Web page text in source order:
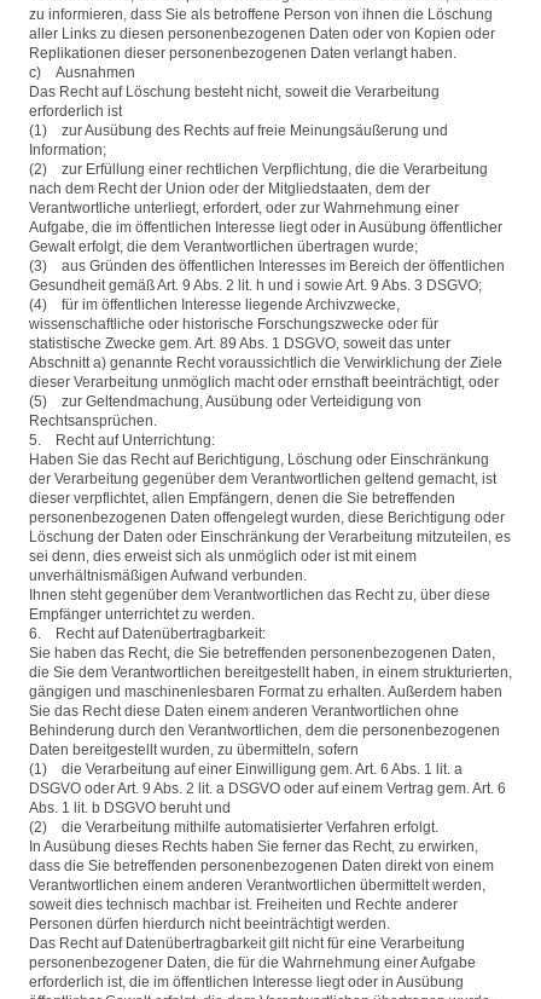
zu informieren, dass Sie als betroffene Person von ihnen die Löschung
aller Links zu diesen personenbezogenen Daten oder von Kopien oder
Replikationen dieser personenbezogenen Daten verlangt haben.
c) Ausnahmen
Das Recht auf Löschung besteht nicht, soweit die Verarbeitung
erforderlich ist
(1) zur Ausübung des Rechts auf freie Meinungsäußerung und
Information;
(2) zur Erfüllung einer rechtlichen Verpflichtung, die die Verarbeitung
nach dem Recht der Union oder der Mitgliedstaaten, dem der
Verantwortliche unterliegt, erfordert, oder zur Wahrnehmung einer
Aufgabe, die im öffentlichen Interesse liegt oder in Ausübung öffentlicher
Gewalt erfolgt, die dem Verantwortlichen übertragen wurde;
(3) aus Gründen des öffentlichen Interesses im Bereich der öffentlichen
Gesundheit gemäß Art. 9 Abs. 2 lit. h und i sowie Art. 9 Abs. 3 DSGVO;
(4) für im öffentlichen Interesse liegende Archivzwecke,
wissenschaftliche oder historische Forschungszwecke oder für
statistische Zwecke gem. Art. 89 Abs. 1 DSGVO, soweit das unter
Abschnitt a) genannte Recht voraussichtlich die Verwirklichung der Ziele
dieser Verarbeitung unmöglich macht oder ernsthaft beeinträchtigt, oder
(5) zur Geltendmachung, Ausübung oder Verteidigung von
Rechtsansprüchen.
5. Recht auf Unterrichtung:
Haben Sie das Recht auf Berichtigung, Löschung oder Einschränkung
der Verarbeitung gegenüber dem Verantwortlichen geltend gemacht, ist
dieser verpflichtet, allen Empfängern, denen die Sie betreffenden
personenbezogenen Daten offengelegt wurden, diese Berichtigung oder
Löschung der Daten oder Einschränkung der Verarbeitung mitzuteilen, es
sei denn, dies erweist sich als unmöglich oder ist mit einem
unverhältnismäßigen Aufwand verbunden.
Ihnen steht gegenüber dem Verantwortlichen das Recht zu, über diese
Empfänger unterrichtet zu werden.
6. Recht auf Datenübertragbarkeit:
Sie haben das Recht, die Sie betreffenden personenbezogenen Daten,
die Sie dem Verantwortlichen bereitgestellt haben, in einem strukturierten,
gängigen und maschinenlesbaren Format zu erhalten. Außerdem haben
Sie das Recht diese Daten einem anderen Verantwortlichen ohne
Behinderung durch den Verantwortlichen, dem die personenbezogenen
Daten bereitgestellt wurden, zu übermitteln, sofern
(1) die Verarbeitung auf einer Einwilligung gem. Art. 6 Abs. 1 lit. a
DSGVO oder Art. 9 Abs. 2 lit. a DSGVO oder auf einem Vertrag gem. Art. 6
Abs. 1 lit. b DSGVO beruht und
(2) die Verarbeitung mithilfe automatisierter Verfahren erfolgt.
In Ausübung dieses Rechts haben Sie ferner das Recht, zu erwirken,
dass die Sie betreffenden personenbezogenen Daten direkt von einem
Verantwortlichen einem anderen Verantwortlichen übermittelt werden,
soweit dies technisch machbar ist. Freiheiten und Rechte anderer
Personen dürfen hierdurch nicht beeinträchtigt werden.
Das Recht auf Datenübertragbarkeit gilt nicht für eine Verarbeitung
personenbezogener Daten, die für die Wahrnehmung einer Aufgabe
erforderlich ist, die im öffentlichen Interesse liegt oder in Ausübung